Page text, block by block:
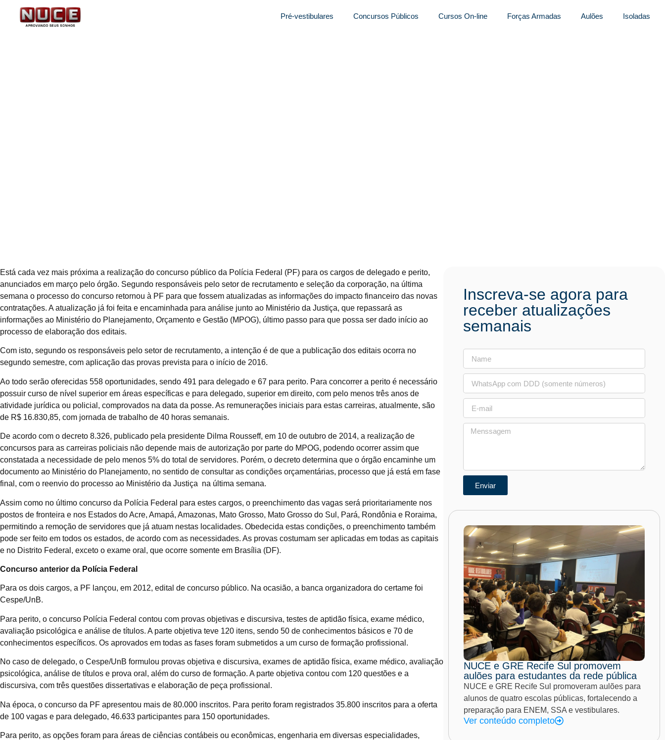
Pré-vestibulares Concursos Públicos Cursos On-line Forças Armadas Aulões Isoladas
Está cada vez mais próxima a realização do concurso público da Polícia Federal (PF) para os cargos de delegado e perito,
anunciados em março pelo órgão. Segundo responsáveis pelo setor de recrutamento e seleção da corporação, na última
semana o processo do concurso retornou à PF para que fossem atualizadas as informações do impacto financeiro das novas
contratações. A atualização já foi feita e encaminhada para análise junto ao Ministério da Justiça, que repassará as
informações ao Ministério do Planejamento, Orçamento e Gestão (MPOG), último passo para que possa ser dado início ao
processo de elaboração dos editais.
Com isto, segundo os responsáveis pelo setor de recrutamento, a intenção é de que a publicação dos editais ocorra no
segundo semestre, com aplicação das provas prevista para o início de 2016.
Ao todo serão oferecidas 558 oportunidades, sendo 491 para delegado e 67 para perito. Para concorrer a perito é necessário
possuir curso de nível superior em áreas específicas e para delegado, superior em direito, com pelo menos três anos de
atividade jurídica ou policial, comprovados na data da posse. As remunerações iniciais para estas carreiras, atualmente, são
de R$ 16.830,85, com jornada de trabalho de 40 horas semanais.
De acordo com o decreto 8.326, publicado pela presidente Dilma Rousseff, em 10 de outubro de 2014, a realização de
concursos para as carreiras policiais não depende mais de autorização por parte do MPOG, podendo ocorrer assim que
constatada a necessidade de pelo menos 5% do total de servidores. Porém, o decreto determina que o órgão encaminhe um
documento ao Ministério do Planejamento, no sentido de consultar as condições orçamentárias, processo que já está em fase
final, com o reenvio do processo ao Ministério da Justiça na última semana.
Assim como no último concurso da Polícia Federal para estes cargos, o preenchimento das vagas será prioritariamente nos
postos de fronteira e nos Estados do Acre, Amapá, Amazonas, Mato Grosso, Mato Grosso do Sul, Pará, Rondônia e Roraima,
permitindo a remoção de servidores que já atuam nestas localidades. Obedecida estas condições, o preenchimento também
pode ser feito em todos os estados, de acordo com as necessidades. As provas costumam ser aplicadas em todas as capitais
e no Distrito Federal, exceto o exame oral, que ocorre somente em Brasília (DF).
Concurso anterior da Polícia Federal
Para os dois cargos, a PF lançou, em 2012, edital de concurso público. Na ocasião, a banca organizadora do certame foi
Cespe/UnB.
Para perito, o concurso Polícia Federal contou com provas objetivas e discursiva, testes de aptidão física, exame médico,
avaliação psicológica e análise de títulos. A parte objetiva teve 120 itens, sendo 50 de conhecimentos básicos e 70 de
conhecimentos específicos. Os aprovados em todas as fases foram submetidos a um curso de formação profissional.
No caso de delegado, o Cespe/UnB formulou provas objetiva e discursiva, exames de aptidão física, exame médico, avaliação
psicológica, análise de títulos e prova oral, além do curso de formação. A parte objetiva contou com 120 questões e a
discursiva, com três questões dissertativas e elaboração de peça profissional.
Na época, o concurso da PF apresentou mais de 80.000 inscritos. Para perito foram registrados 35.800 inscritos para a oferta
de 100 vagas e para delegado, 46.633 participantes para 150 oportunidades.
Para perito, as opções foram para áreas de ciências contábeis ou econômicas, engenharia em diversas especialidades,
Inscreva-se agora para
receber atualizações
semanais
Enviar
NUCE e GRE Recife Sul promovem
aulões para estudantes da rede pública
NUCE e GRE Recife Sul promoveram aulões para
alunos de quatro escolas públicas, fortalecendo a
preparação para ENEM, SSA e vestibulares.
Ver conteúdo completo